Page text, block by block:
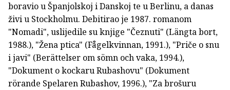
boravio u Španjolskoj i Danskoj te u Berlinu, a danas
živi u Stockholmu. Debitirao je 1987. romanom
"Nomadi", uslijedile su knjige "Čeznuti" (Längta bort,
1988.), "Žena ptica" (Fågelkvinnan, 1991.), "Priče o snu
i javi" (Berättelser om sömn och vaka, 1994.),
"Dokument o kockaru Rubashovu" (Dokument
rörande Spelaren Rubashov, 1996.), "Za brošuru